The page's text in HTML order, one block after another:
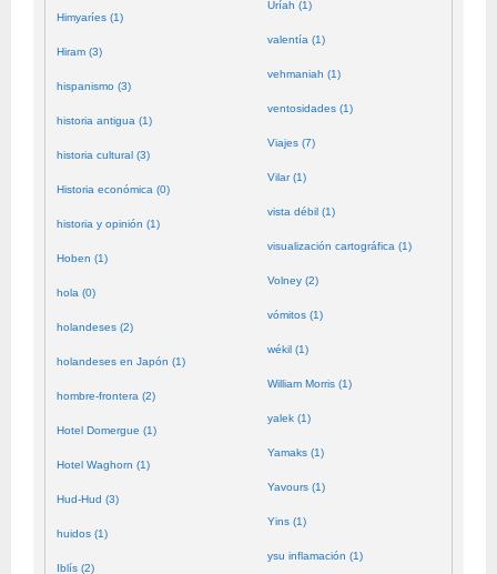
Himyaríes (1)
Hiram (3)
hispanismo (3)
historia antigua (1)
historia cultural (3)
Historia económica (0)
historia y opinión (1)
Hoben (1)
hola (0)
holandeses (2)
holandeses en Japón (1)
hombre-frontera (2)
Hotel Domergue (1)
Hotel Waghorn (1)
Hud-Hud (3)
huidos (1)
Iblís (2)
Uríah (1)
valentía (1)
vehmaniah (1)
ventosidades (1)
Viajes (7)
Vilar (1)
vista débil (1)
visualización cartográfica (1)
Volney (2)
vómitos (1)
wékil (1)
William Morris (1)
yalek (1)
Yamaks (1)
Yavours (1)
Yins (1)
ysu inflamación (1)